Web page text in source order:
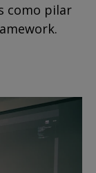
como pilar